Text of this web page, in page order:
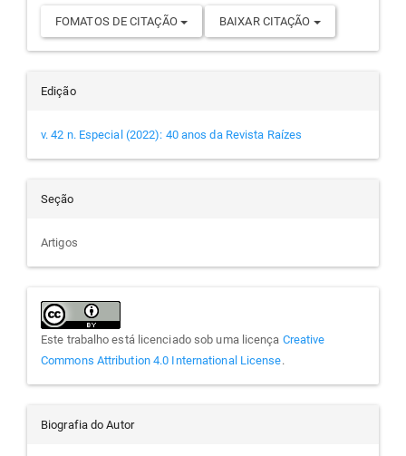
FOMATOS DE CITAÇÃO BAIXAR CITAÇÃO
Edição
v. 42 n. Especial (2022): 40 anos da Revista Raízes
Seção
Artigos
Este trabalho está licenciado sob uma licença Creative
Commons Attribution 4.0 International License.
Biografia do Autor